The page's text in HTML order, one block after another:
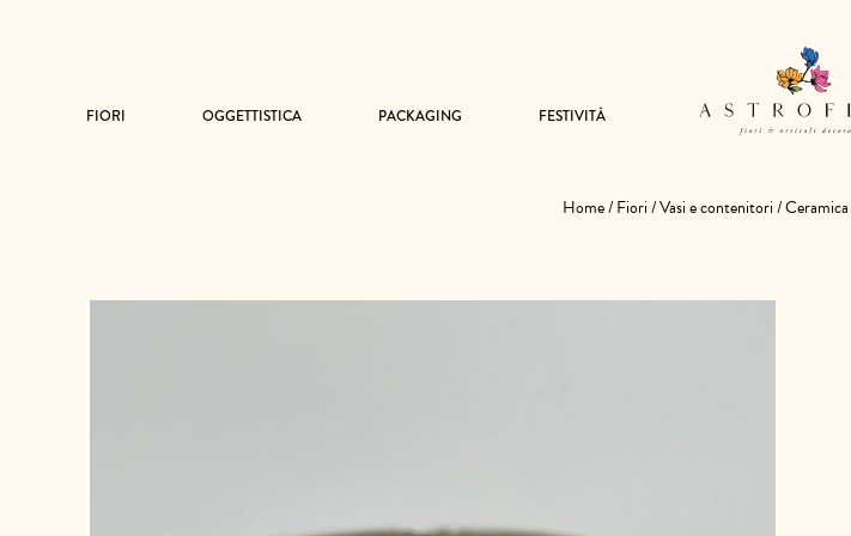
FIORI OGGETTISTICA PACKAGING FESTIVITÀ
Home/Fiori/Vasi e contenitori/Ceramica